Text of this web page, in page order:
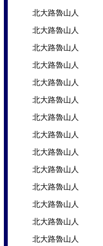
北大路魯山人
北大路魯山人
北大路魯山人
北大路魯山人
北大路魯山人
北大路魯山人
北大路魯山人
北大路魯山人
北大路魯山人
北大路魯山人
北大路魯山人
北大路魯山人
北大路魯山人
北大路魯山人